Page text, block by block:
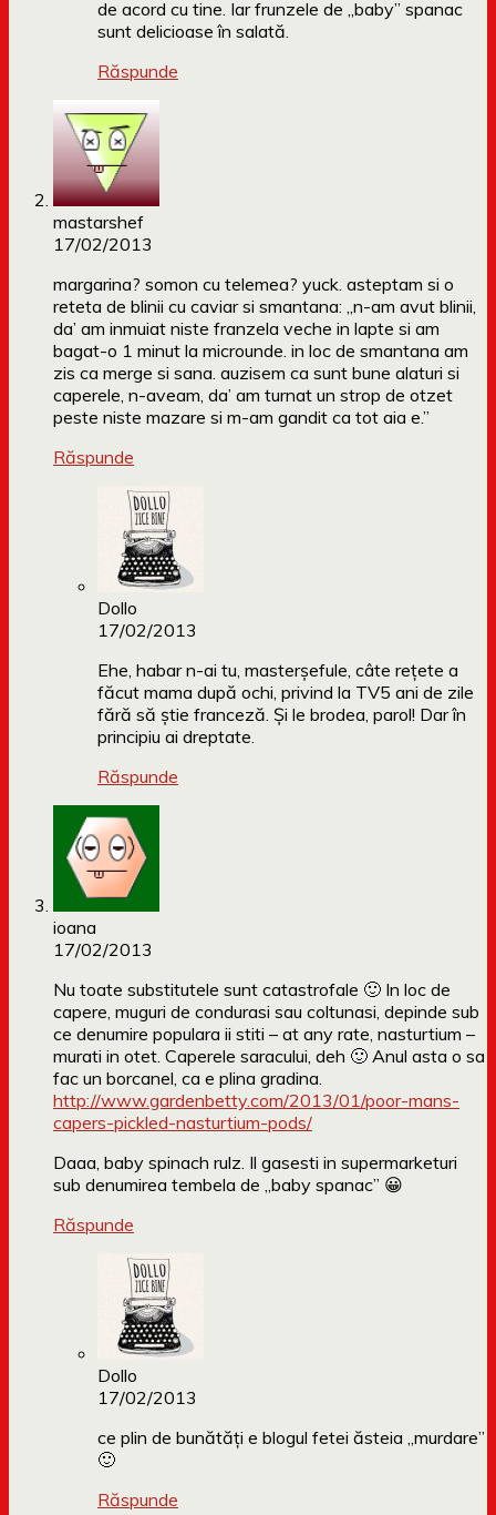
de acord cu tine. Iar frunzele de „baby” spanac
sunt delicioase în salată.
Răspunde
mastarshef
17/02/2013
margarina? somon cu telemea? yuck. asteptam si o
reteta de blinii cu caviar si smantana: „n-am avut blinii,
da’ am inmuiat niste franzela veche in lapte si am
bagat-o 1 minut la microunde. in loc de smantana am
zis ca merge si sana. auzisem ca sunt bune alaturi si
caperele, n-aveam, da’ am turnat un strop de otzet
peste niste mazare si m-am gandit ca tot aia e.”
Răspunde
Dollo
17/02/2013
Ehe, habar n-ai tu, masterșefule, câte rețete a
făcut mama după ochi, privind la TV5 ani de zile
fără să știe franceză. Și le brodea, parol! Dar în
principiu ai dreptate.
Răspunde
ioana
17/02/2013
Nu toate substitutele sunt catastrofale 🙂 In loc de
capere, muguri de condurasi sau coltunasi, depinde sub
ce denumire populara ii stiti – at any rate, nasturtium –
murati in otet. Caperele saracului, deh 🙂 Anul asta o sa
fac un borcanel, ca e plina gradina.
http://www.gardenbetty.com/2013/01/poor-mans-
capers-pickled-nasturtium-pods/
Daaa, baby spinach rulz. Il gasesti in supermarketuri
sub denumirea tembela de „baby spanac” 😀
Răspunde
Dollo
17/02/2013
ce plin de bunătăți e blogul fetei ăsteia „murdare”
🙂
Răspunde